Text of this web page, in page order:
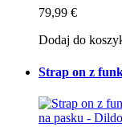
79,99 €
Dodaj do
Strap on z